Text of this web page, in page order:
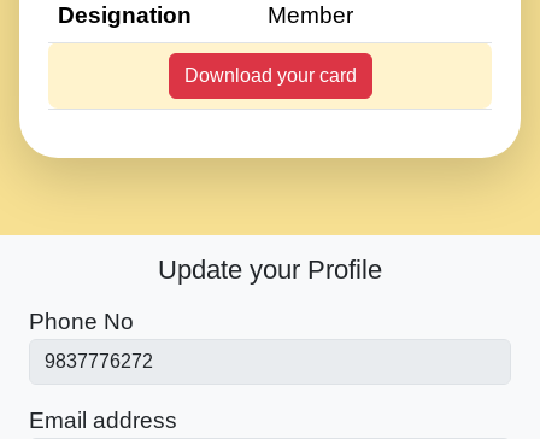
Designation Member
Download your card
Update your Profile
Phone No
Email address